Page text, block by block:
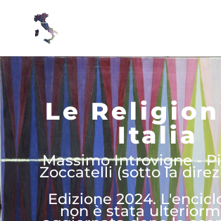
Le
Italia
Massimo Introvigne -
Zoccatelli (sotto la
Edizione 2024.
non è stata